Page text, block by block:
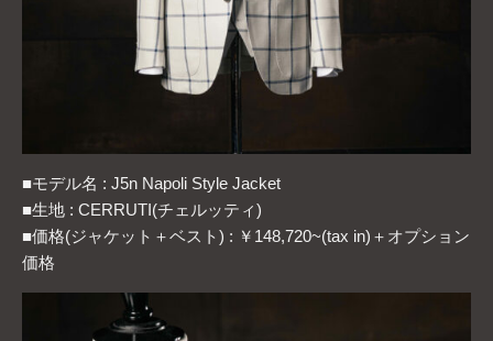
■モデル名 : J5n Napoli Style Jacket
■生地 : CERRUTI(チェルッティ)
■価格(ジャケット＋ベスト) : ￥148,720~(tax in)＋オプション
価格